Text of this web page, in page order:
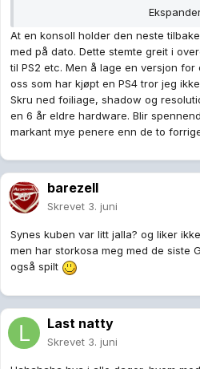
"Retro". Selv PS5 var rimelig
fps i høyere oppløsninger.
At en konsoll holder den neste
med på dato. Dette stemte greit i
til PS2 etc. Men å lage en versjon
oss som har kjøpt en PS4 tror jeg
Skru ned foiliage, shadow og
en 6 år eldre hardware. Blir
markant mye penere enn de to
barezell
Skrevet 3. juni
Synes kuben var litt jalla? og liker
men har storkosa meg med de siste
også spilt
Last natty
Skrevet 3. juni